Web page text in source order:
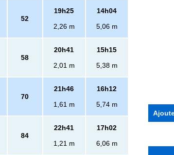
52
19h25
2,26 m
14h04
5,06 m
58
20h41
2,01 m
15h15
5,38 m
70
21h46
1,61 m
16h12
5,74 m
84
22h41
1,21 m
17h02
6,06 m